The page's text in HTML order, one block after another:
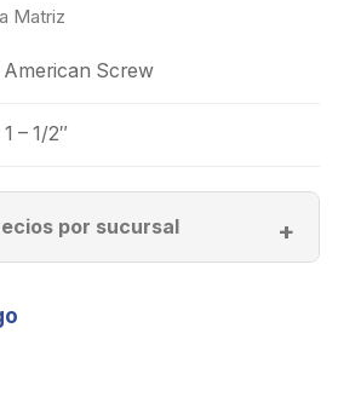
Matriz
American Screw
1 – 1/2″
por sucursal